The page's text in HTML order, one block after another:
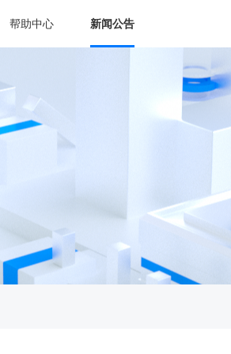
帮助中心 新闻公告